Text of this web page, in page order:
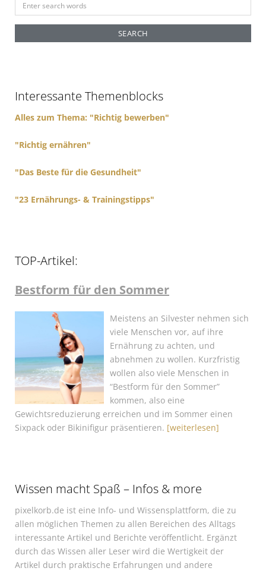
e
r
o
Interessante Themenblocks
Alles zum Thema: "Richtig bewerben"
"Richtig ernähren"
"Das Beste für die Gesundheit"
"23 Ernährungs- & Trainingstipps"
TOP-Artikel:
Bestform für den Sommer
Meistens an Silvester nehmen sich
viele Menschen vor, auf ihre
Ernährung zu achten, und
abnehmen zu wollen. Kurzfristig
wollen also viele Menschen in
“Bestform für den Sommer”
kommen, also eine
Gewichtsreduzierung erreichen und im Sommer einen
Sixpack oder Bikinifigur präsentieren. [weiterlesen]
Wissen macht Spaß – Infos & more
pixelkorb.de ist eine Info- und Wissensplattform, die zu
allen möglichen Themen zu allen Bereichen des Alltags
interessante Artikel und Berichte veröffentlicht. Ergänzt
durch das Wissen aller Leser wird die Wertigkeit der
Artikel durch praktische Erfahrungen und andere